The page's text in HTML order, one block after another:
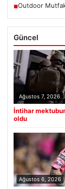
■Outdoor
Güncel
Ağustos 7, 2026
İntihar
oldu
Ağustos 6, 2026